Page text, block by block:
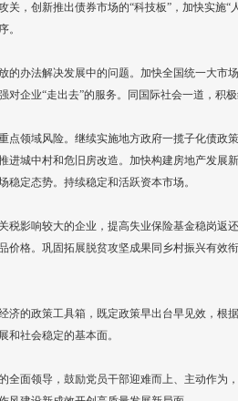
关，创新推出债券市场的“科技板”，加快实施
。
的办法解决发展中的问题。加快全国统一大市
对企业“走出去”的服务。同国际社会一道，积
点领域风险。继续实施地方政府一揽子化债政
进城中村和危旧房改造。加快构建房地产发展
稳定态势。持续稳定和活跃资本市场。
税影响较大的企业，提高失业保险基金稳岗返
价格。巩固拓展脱贫攻坚成果同乡村振兴有效
济的政策工具箱，既定政策早出台早见效，根
和社会稳定的基本面。
全面领导，鼓励党员干部迎难而上、主动作为